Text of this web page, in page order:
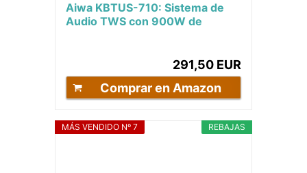
Aiwa KBTUS-710: Sistema de
Audio TWS con 900W de
291,50 EUR
Comprar en Amazon
REBAJAS
MÁS VENDIDO Nº 7